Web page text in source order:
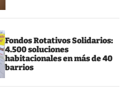
Fondos Rotativos Solidarios:
4.500 soluciones
habitacionales en más de 40
barrios